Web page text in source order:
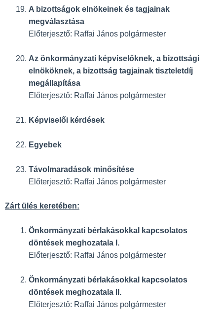
A bizottságok elnökeinek és tagjainak
megválasztása
Előterjesztő: Raffai János polgármester
Az önkormányzati képviselőknek, a bizottsági
elnököknek, a bizottság tagjainak tiszteletdíj
megállapítása
Előterjesztő: Raffai János polgármester
Képviselői kérdések
Egyebek
Távolmaradások minősítése
Előterjesztő: Raffai János polgármester
Zárt ülés keretében:
Önkormányzati bérlakásokkal kapcsolatos
döntések meghozatala I.
Előterjesztő: Raffai János polgármester
Önkormányzati bérlakásokkal kapcsolatos
döntések meghozatala II.
Előterjesztő: Raffai János polgármester